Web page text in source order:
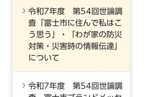
令和7年度 第54回世論調
査「富士市に住んで私はこ
う思う」・「わが家の防災
対策・災害時の情報伝達」
について
令和7年度 第54回世論調